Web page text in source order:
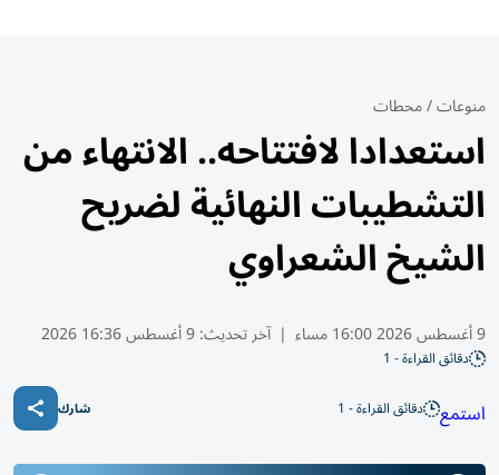
منوعات/محطات
استعدادا لافتتاحه.. الانتهاء من
التشطيبات النهائية لضريح
الشيخ الشعراوي
9 أغسطس 2026 16:00 مساء | آخر تحديث:9 أغسطس 16:36 2026
دقائق القراءة - 1
استمع دقائق القراءة - 1 شارك